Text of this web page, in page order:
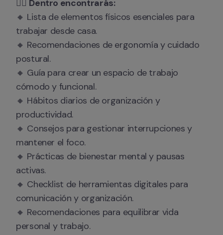
👉🏻 Dentro encontrarás:
🔸 Lista de elementos físicos esenciales para
trabajar desde casa.
🔸 Recomendaciones de ergonomía y cuidado
postural.
🔸 Guía para crear un espacio de trabajo
cómodo y funcional.
🔸 Hábitos diarios de organización y
productividad.
🔸 Consejos para gestionar interrupciones y
mantener el foco.
🔸 Prácticas de bienestar mental y pausas
activas.
🔸 Checklist de herramientas digitales para
comunicación y organización.
🔸 Recomendaciones para equilibrar vida
personal y trabajo.